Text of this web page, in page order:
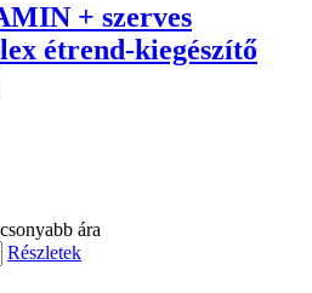
+ szerves
étrend-kiegészítő
ára
Részletek